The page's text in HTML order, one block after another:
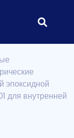
эпоксидной
для внутренней